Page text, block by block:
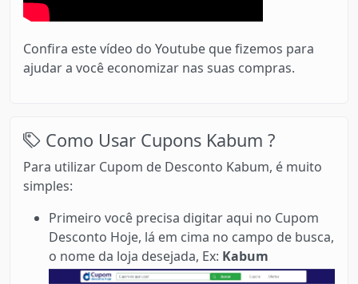
Confira este vídeo do Youtube que fizemos para
ajudar a você economizar nas suas compras.
Como Usar Cupons Kabum ?
Para utilizar Cupom de Desconto Kabum, é muito
simples:
Primeiro você precisa digitar aqui no Cupom
Desconto Hoje, lá em cima no campo de busca,
o nome da loja desejada, Ex: Kabum